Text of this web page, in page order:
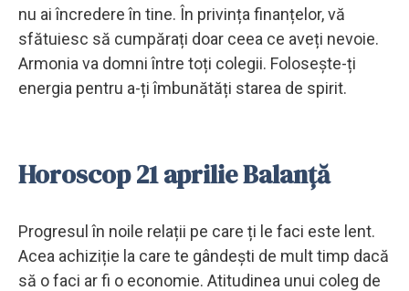
nu ai încredere în tine. În privința finanțelor, vă
sfătuiesc să cumpărați doar ceea ce aveți nevoie.
Armonia va domni între toți colegii. Folosește-ți
energia pentru a-ți îmbunătăți starea de spirit.
Horoscop 21 aprilie Balanță
Progresul în noile relații pe care ți le faci este lent.
Acea achiziție la care te gândești de mult timp dacă
să o faci ar fi o economie. Atitudinea unui coleg de